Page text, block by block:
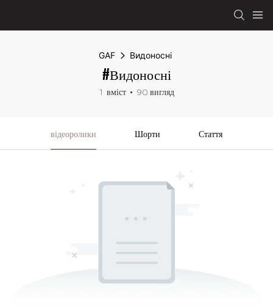
GAF Видоносні
#Видоносні
1 вміст 90 вигляд
відеоролики Шорти Стаття